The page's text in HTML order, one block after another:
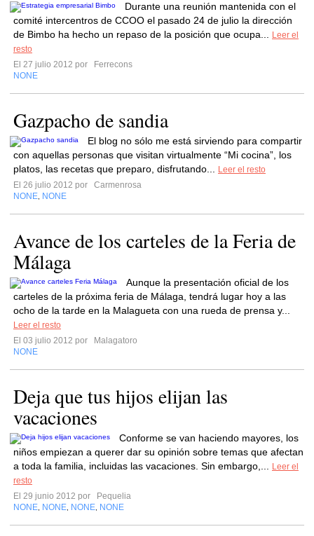
Durante una reunión mantenida con el
comité intercentros de CCOO el pasado 24 de julio la dirección
de Bimbo ha hecho un repaso de la posición que ocupa...
Leer el
resto
El 27 julio 2012 por
Ferrecons
NONE
Gazpacho de sandia
El blog no sólo me está sirviendo para compartir
con aquellas personas que visitan virtualmente “Mi cocina”, los
platos, las recetas que preparo, disfrutando...
Leer el resto
El 26 julio 2012 por
Carmenrosa
NONE NONE
Avance de los carteles de la Feria de
Málaga
Aunque la presentación oficial de los
carteles de la próxima feria de Málaga, tendrá lugar hoy a las
ocho de la tarde en la Malagueta con una rueda de prensa y...
Leer el resto
El 03 julio 2012 por
Malagatoro
NONE
Deja que tus hijos elijan las
vacaciones
Conforme se van haciendo mayores, los
niños empiezan a querer dar su opinión sobre temas que afectan
a toda la familia, incluidas las vacaciones. Sin embargo,...
Leer el
resto
El 29 junio 2012 por
Pequelia
NONE NONE NONE NONE